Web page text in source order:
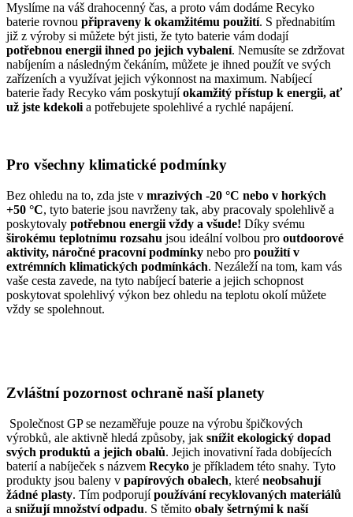
Myslíme na váš drahocenný čas, a proto vám dodáme Recyko
baterie rovnou připraveny k okamžitému použití. S přednabitím
již z výroby si můžete být jisti, že tyto baterie vám dodají
potřebnou energii ihned po jejich vybalení. Nemusíte se zdržovat
nabíjením a následným čekáním, můžete je ihned použít ve svých
zařízeních a využívat jejich výkonnost na maximum. Nabíjecí
baterie řady Recyko vám poskytujíokamžitý přístup k energii, ať
už jste kdekoli a potřebujete spolehlivé a rychlé napájení.
Pro všechny klimatické podmínky
Bez ohledu na to, zda jste v mrazivých -20 °C nebo v horkých
+50 °C, tyto baterie jsou navrženy tak, aby pracovaly spolehlivě a
poskytovaly potřebnou energii vždy a všude! Díky svému
širokému teplotnímu rozsahu jsou ideální volbou pro outdoorové
aktivity, náročné pracovní podmínky nebo pro použití v
extrémních klimatických podmínkách. Nezáleží na tom, kam vás
vaše cesta zavede, na tyto nabíjecí baterie a jejich schopnost
poskytovat spolehlivý výkon bez ohledu na teplotu okolí můžete
vždy se spolehnout.
Zvláštní pozornost ochraně naší planety
Společnost GP se nezaměřuje pouze na výrobu špičkových
výrobků, ale aktivně hledá způsoby, jak snížit ekologický dopad
svých produktů a jejich obalů. Jejich inovativní řada dobíjecích
baterií a nabíječek s názvem Recyko je příkladem této snahy. Tyto
produkty jsou baleny v papírových obalech, které neobsahují
žádné plasty. Tím podporujípoužívání recyklovaných materiálů
a snižují množství odpadu. S těmito obaly šetrnými k naší